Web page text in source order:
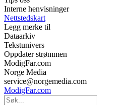
Interne henvisninger
Nettstedskart
Legg merke til
Dataarkiv
Tekstunivers
Oppdater strømmen
ModigFar.com
Norge Media
service@norgemedia.com
ModigFar.com